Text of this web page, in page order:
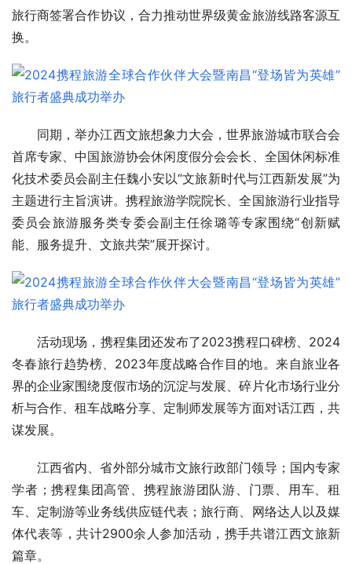
旅行商签署合作协议，合力推动世界级黄金旅游线路客源互
换。
同期，举办江西文旅想象力大会，世界旅游城市联合会
首席专家、中国旅游协会休闲度假分会会长、全国休闲标准
化技术委员会副主任魏小安以“文旅新时代与江西新发展”为
主题进行主旨演讲。携程旅游学院院长、全国旅游行业指导
委员会旅游服务类专委会副主任徐璐等专家围绕“创新赋
能、服务提升、文旅共荣”展开探讨。
活动现场，携程集团还发布了2023携程口碑榜、2024
冬春旅行趋势榜、2023年度战略合作目的地。来自旅业各
界的企业家围绕度假市场的沉淀与发展、碎片化市场行业分
析与合作、租车战略分享、定制师发展等方面对话江西，共
谋发展。
江西省内、省外部分城市文旅行政部门领导；国内专家
学者；携程集团高管、携程旅游团队游、门票、用车、租
车、定制游等业务线供应链代表；旅行商、网络达人以及媒
体代表等，共计2900余人参加活动，携手共谱江西文旅新
篇章。